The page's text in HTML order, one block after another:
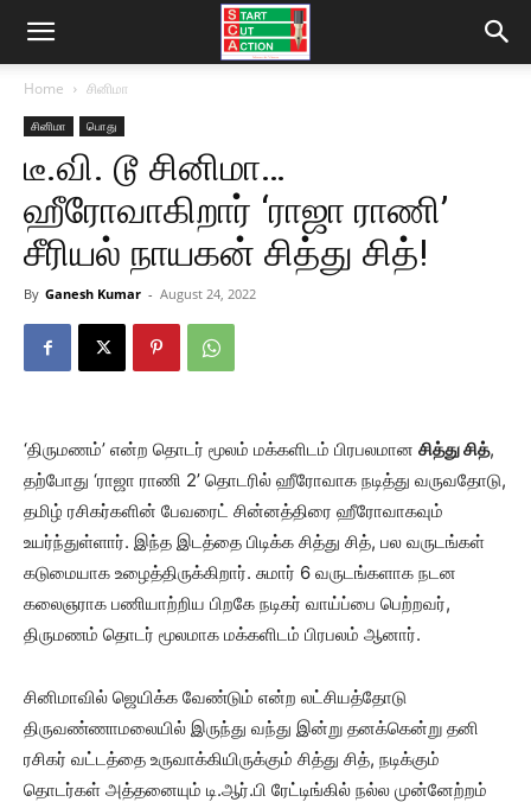
Home சினிமா
சினிமா பொது
டீ.வி. டூ சினிமா…
ஹீரோவாகிறார் ‘ராஜா ராணி’
சீரியல் நாயகன் சித்து சித்!
By Ganesh Kumar - August 24, 2022
‘திருமணம்’ என்ற தொடர் மூலம் மக்களிடம் பிரபலமான சித்து சித்,
தற்போது ‘ராஜா ராணி 2’ தொடரில் ஹீரோவாக நடித்து வருவதோடு,
தமிழ் ரசிகர்களின் பேவரைட் சின்னத்திரை ஹீரோவாகவும்
உயர்ந்துள்ளார். இந்த இடத்தை பிடிக்க சித்து சித், பல வருடங்கள்
கடுமையாக உழைத்திருக்கிறார். சுமார் 6 வருடங்களாக நடன
கலைஞராக பணியாற்றிய பிறகே நடிகர் வாய்ப்பை பெற்றவர்,
திருமணம் தொடர் மூலமாக மக்களிடம் பிரபலம் ஆனார்.
சினிமாவில் ஜெயிக்க வேண்டும் என்ற லட்சியத்தோடு
திருவண்ணாமலையில் இருந்து வந்து இன்று தனக்கென்று தனி
ரசிகர் வட்டத்தை உருவாக்கியிருக்கும் சித்து சித், நடிக்கும்
தொடர்கள் அத்தனையும் டி.ஆர்.பி ரேட்டிங்கில் நல்ல முன்னேற்றம்